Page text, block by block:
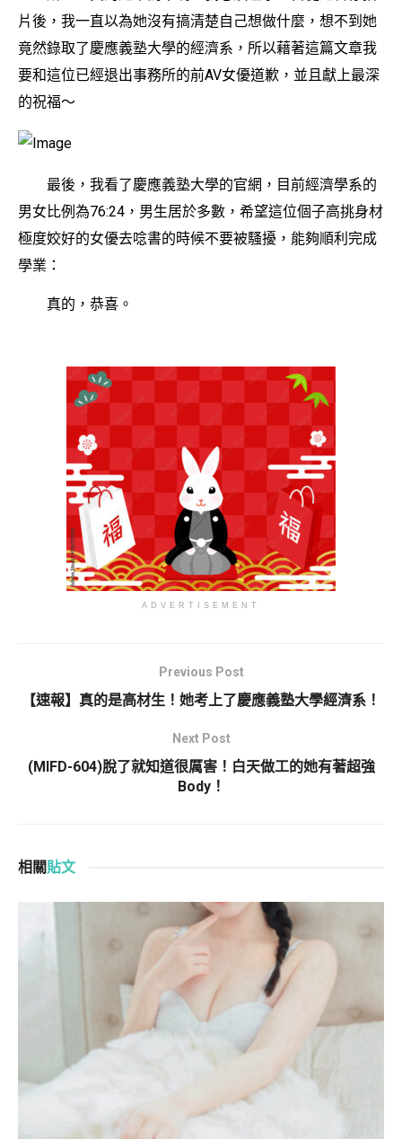
片後，我一直以為她沒有搞清楚自己想做什麼，想不到她
竟然錄取了慶應義塾大學的經濟系，所以藉著這篇文章我
要和這位已經退出事務所的前AV女優道歉，並且獻上最深
的祝福〜
最後，我看了慶應義塾大學的官網，目前經濟學系的
男女比例為76:24，男生居於多數，希望這位個子高挑身材
極度姣好的女優去唸書的時候不要被騷擾，能夠順利完成
學業：
真的，恭喜。
ADVERTISEMENT
Previous Post
【速報】真的是高材生！她考上了慶應義塾大學經濟系！
Next Post
(MIFD-604)脫了就知道很厲害！白天做工的她有著超強
Body！
相關貼文